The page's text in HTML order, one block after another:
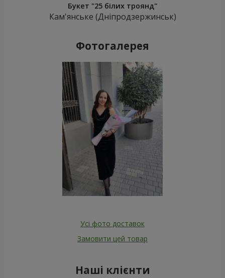
Букет "25 білих троянд"
Кам'янське (Дніпродзержинськ)
Фотогалерея
Усі фото доставок
Замовити цей товар
Наші клієнти